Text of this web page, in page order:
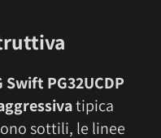
Swift PG32UCDP
tipica
sottili, le linee